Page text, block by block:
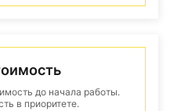
до начала работы.
в приоритете.